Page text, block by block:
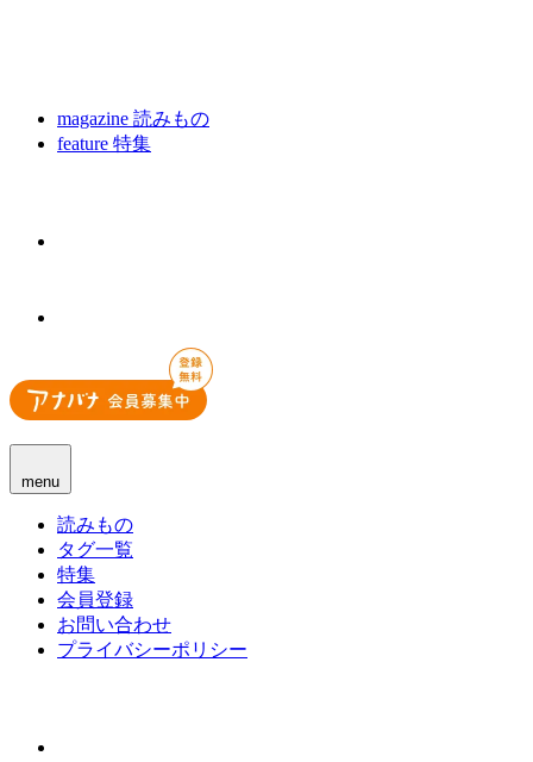
magazine 読みもの
feature 特集
menu
読みもの
タグ一覧
特集
会員登録
お問い合わせ
プライバシーポリシー